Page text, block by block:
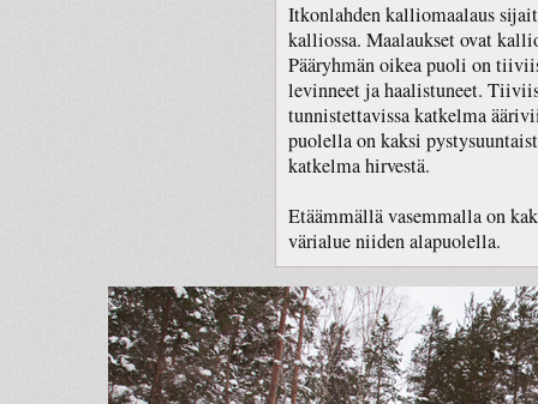
Itkonlahden kalliomaalaus
kalliossa. Maalaukset ovat
Pääryhmän oikea puoli on
levinneet ja haalistuneet.
tunnistettavissa katkelma
puolella on kaksi
katkelma hirvestä.
Etäämmällä vasemmalla on
värialue niiden alapuolella.